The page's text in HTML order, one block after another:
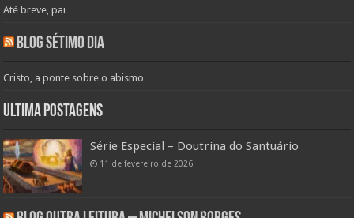
Até breve, pai
Blog Sétimo Dia
Cristo, a ponte sobre o abismo
Ultima Postagens
Série Especial – Doutrina do Santuário
11 de fevereiro de 2026